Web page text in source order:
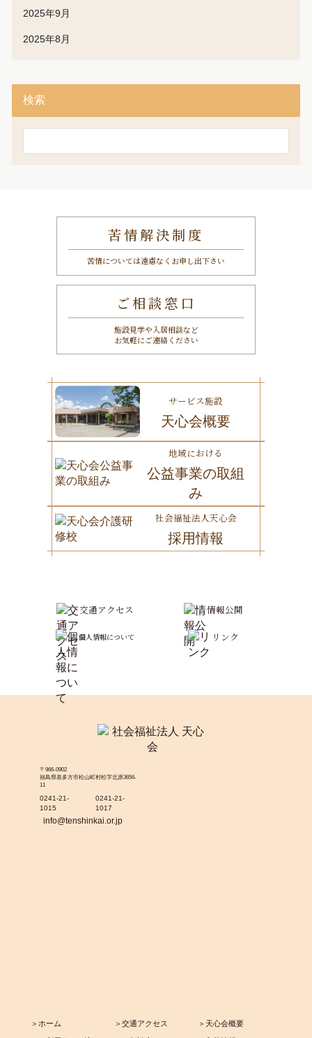
2025年9月
2025年8月
検索
苦情解決制度
苦情については遠慮なくお申し出下さい
ご相談窓口
施設見学や入居相談など
お気軽にご連絡ください
サービス施設
天心会概要
地域における
公益事業の取組
み
社会福祉法人天心会
採用情報
交通アクセス 情報公開
個人情報について リンク
〒966-0902
福島県喜多方市松山町村松字北原3656-
11
0241-21-
1015
0241-21-
1017
info@tenshinkai.or.jp
＞ホーム ＞交通アクセス ＞天心会概要